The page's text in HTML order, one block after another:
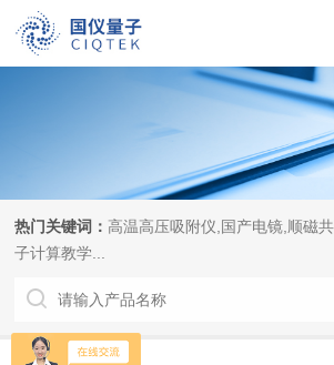
热门关键词： 高温高压吸附仪,国产电镜,顺磁
子计算教学...